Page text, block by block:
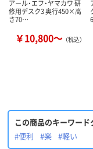
アール・エフ・ヤマカワ 研
修用デスク3 奥行450×高
さ70…
￥10,800～ （税込）
この商品のキーワード
#便利
#楽 #軽い